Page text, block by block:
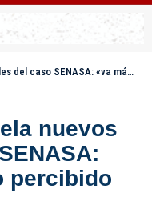
«va más allá de lo percibido inicialmente»
nuevos
percibido